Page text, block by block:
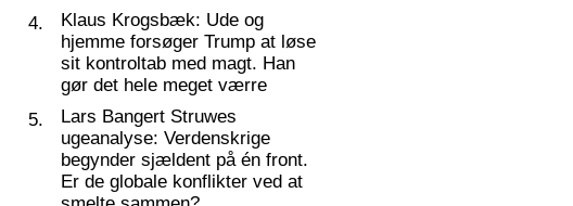
4.
Klaus Krogsbæk: Ude og
hjemme forsøger Trump at løse
sit kontroltab med magt. Han
gør det hele meget værre
5.
Lars Bangert Struwes
ugeanalyse: Verdenskrige
begynder sjældent på én front.
Er de globale konflikter ved at